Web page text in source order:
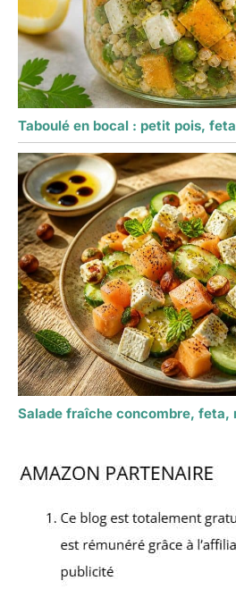
Taboulé en bocal : petit pois,
Salade fraîche concombre, feta,